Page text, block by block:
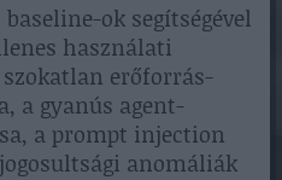
ok segítségével
használati
erőforrás-
a gyanús agent-
a prompt injection
anomáliák